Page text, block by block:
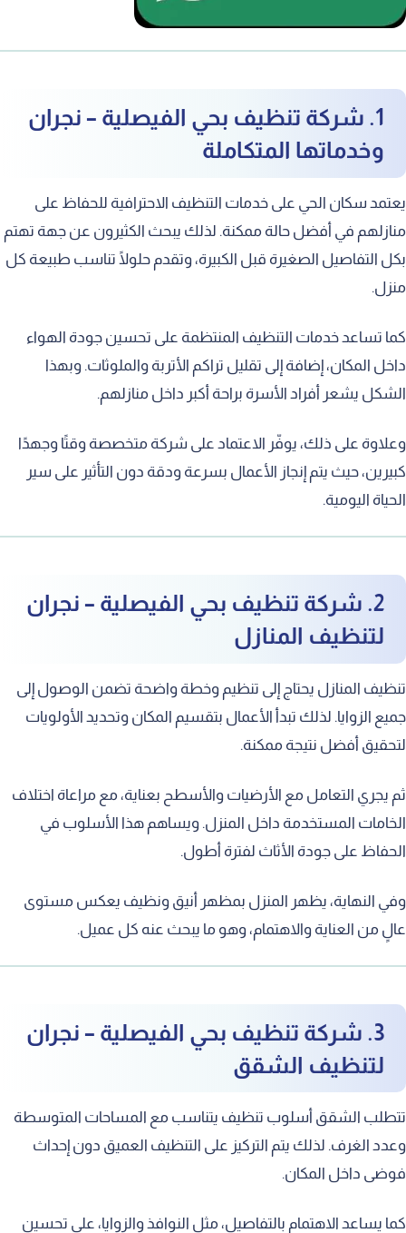
1. شركة تنظيف بحي الفيصلية – نجران
وخدماتها المتكاملة
سكان الحي على خدمات التنظيف الاحترافية للحفاظ على
في أفضل حالة ممكنة. لذلك يبحث الكثيرون عن جهة تهتم
التفاصيل الصغيرة قبل الكبيرة، وتقدم حلولًا تناسب طبيعة كل
تساعد خدمات التنظيف المنتظمة على تحسين جودة الهواء
المكان، إضافة إلى تقليل تراكم الأتربة والملوثات. وبهذا
يشعر أفراد الأسرة براحة أكبر داخل منازلهم.
على ذلك، يوفّر الاعتماد على شركة متخصصة وقتًا وجهدًا
حيث يتم إنجاز الأعمال بسرعة ودقة دون التأثير على سير
اليومية.
2. شركة تنظيف بحي الفيصلية – نجران
لتنظيف المنازل
المنازل يحتاج إلى تنظيم وخطة واضحة تضمن الوصول إلى
الزوايا. لذلك تبدأ الأعمال بتقسيم المكان وتحديد الأولويات
أفضل نتيجة ممكنة.
يجري التعامل مع الأرضيات والأسطح بعناية، مع مراعاة اختلاف
المستخدمة داخل المنزل. ويساهم هذا الأسلوب في
على جودة الأثاث لفترة أطول.
النهاية، يظهر المنزل بمظهر أنيق ونظيف يعكس مستوى
من العناية والاهتمام، وهو ما يبحث عنه كل عميل.
3. شركة تنظيف بحي الفيصلية – نجران
لتنظيف الشقق
الشقق أسلوب تنظيف يتناسب مع المساحات المتوسطة
الغرف. لذلك يتم التركيز على التنظيف العميق دون إحداث
داخل المكان.
يساعد الاهتمام بالتفاصيل، مثل النوافذ والزوايا، على تحسين